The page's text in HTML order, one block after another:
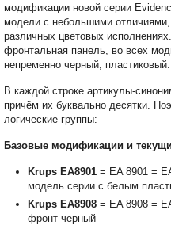
модификации новой серии
модели с небольшими
различных цветовых
фронтальная панель, во всех
непременно черный, пластиковый.
В каждой строке артикулы-
причём их буквально десятки.
логические группы:
Базовые модификации и
Krups EA8901 = EA 8901 =
модель серии с белым
Krups EA8908 = EA 8908 =
фронт черный